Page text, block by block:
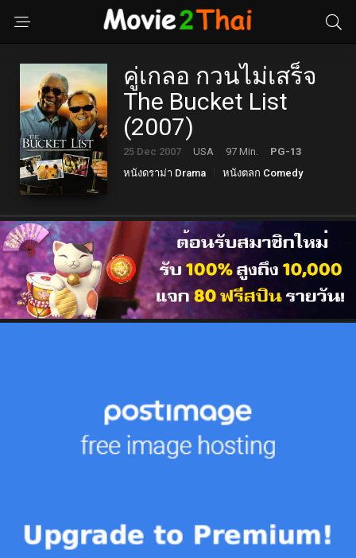
คู่เกลอ กวนไม่เสร็จ
The Bucket List
(2007)
25 Dec 2007 USA 97 Min.
PG-13
หนังดราม่า Drama
หนังตลก Comedy